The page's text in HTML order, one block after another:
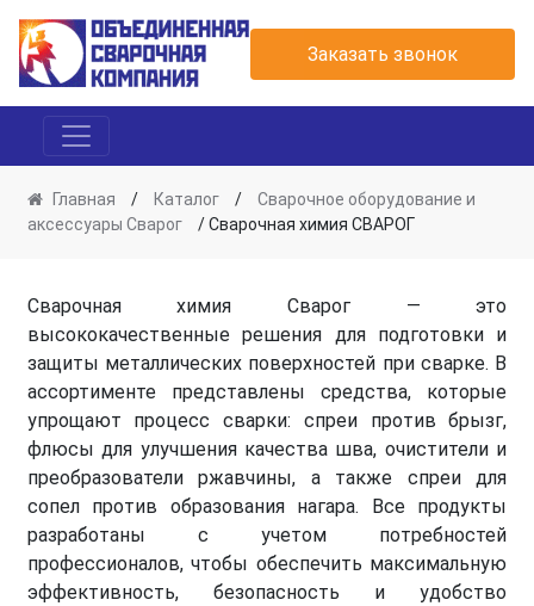
Заказать звонок
Главная / Каталог /
Сварочное оборудование и
аксессуары Сварог
/ Сварочная химия СВАРОГ
Сварочная химия Сварог — это
высококачественные решения для подготовки и
защиты металлических поверхностей при сварке. В
ассортименте представлены средства, которые
упрощают процесс сварки: спреи против брызг,
флюсы для улучшения качества шва, очистители и
преобразователи ржавчины, а также спреи для
сопел против образования нагара. Все продукты
разработаны с учетом потребностей
профессионалов, чтобы обеспечить максимальную
эффективность, безопасность и удобство